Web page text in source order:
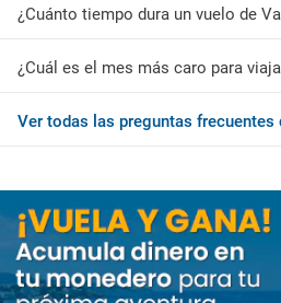
¿Cuánto tiempo dura un vuelo de
¿Cuál es el mes más caro para
Ver todas las preguntas frecuentes